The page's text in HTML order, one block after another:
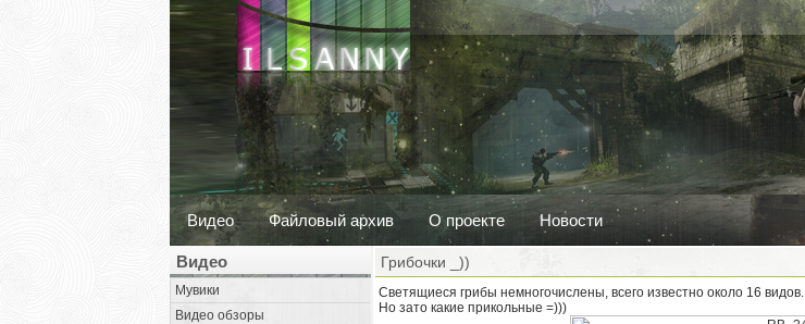
Видео Файловый архив О проекте Новости
Видео
Мувики
Видео обзоры
Грибочки _))
Светящиеся грибы немногочислены, всего известно около 16 видов.
Но зато какие прикольные =)))